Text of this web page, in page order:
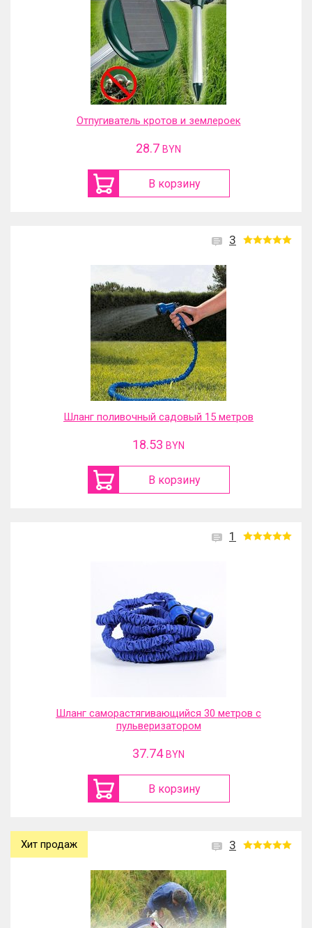
Отпугиватель кротов и землероек
28.7 BYN
В корзину
3
Шланг поливочный садовый 15 метров
18.53 BYN
В корзину
1
Шланг саморастягивающийся 30 метров с
пульверизатором
37.74 BYN
В корзину
3
Хит продаж